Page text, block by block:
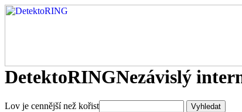
DetektoRINGNezávislý
Lov je cennější než kořist